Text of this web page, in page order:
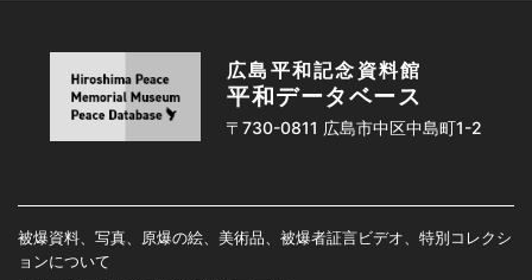
広島平和記念資料館
平和データベース
〒730-0811 広島市中区中島町1-2
被爆資料、写真、原爆の絵、美術品、被爆者証言ビデオ、特別コレクシ
ョンについて